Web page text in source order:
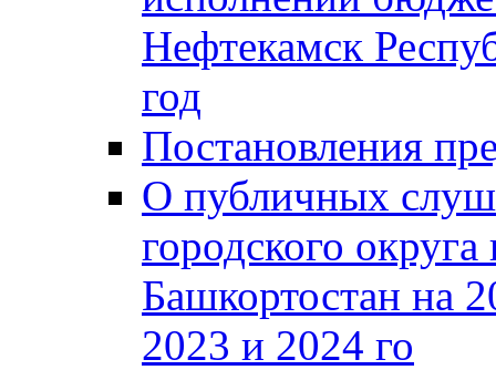
Нефтекамск
год
Постановления
О публичных
городского
Башкортостан на
2023 и 2024 го